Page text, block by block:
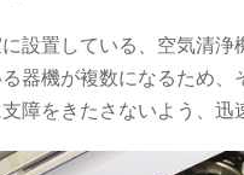
設置している、空気清
器機が複数になるため
障をきたさないよう、迅